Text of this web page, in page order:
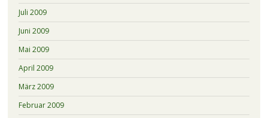
Juli 2009
Juni 2009
Mai 2009
April 2009
März 2009
Februar 2009